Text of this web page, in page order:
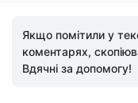
Якщо помітили у
коментарях,
Вдячні за допомогу!